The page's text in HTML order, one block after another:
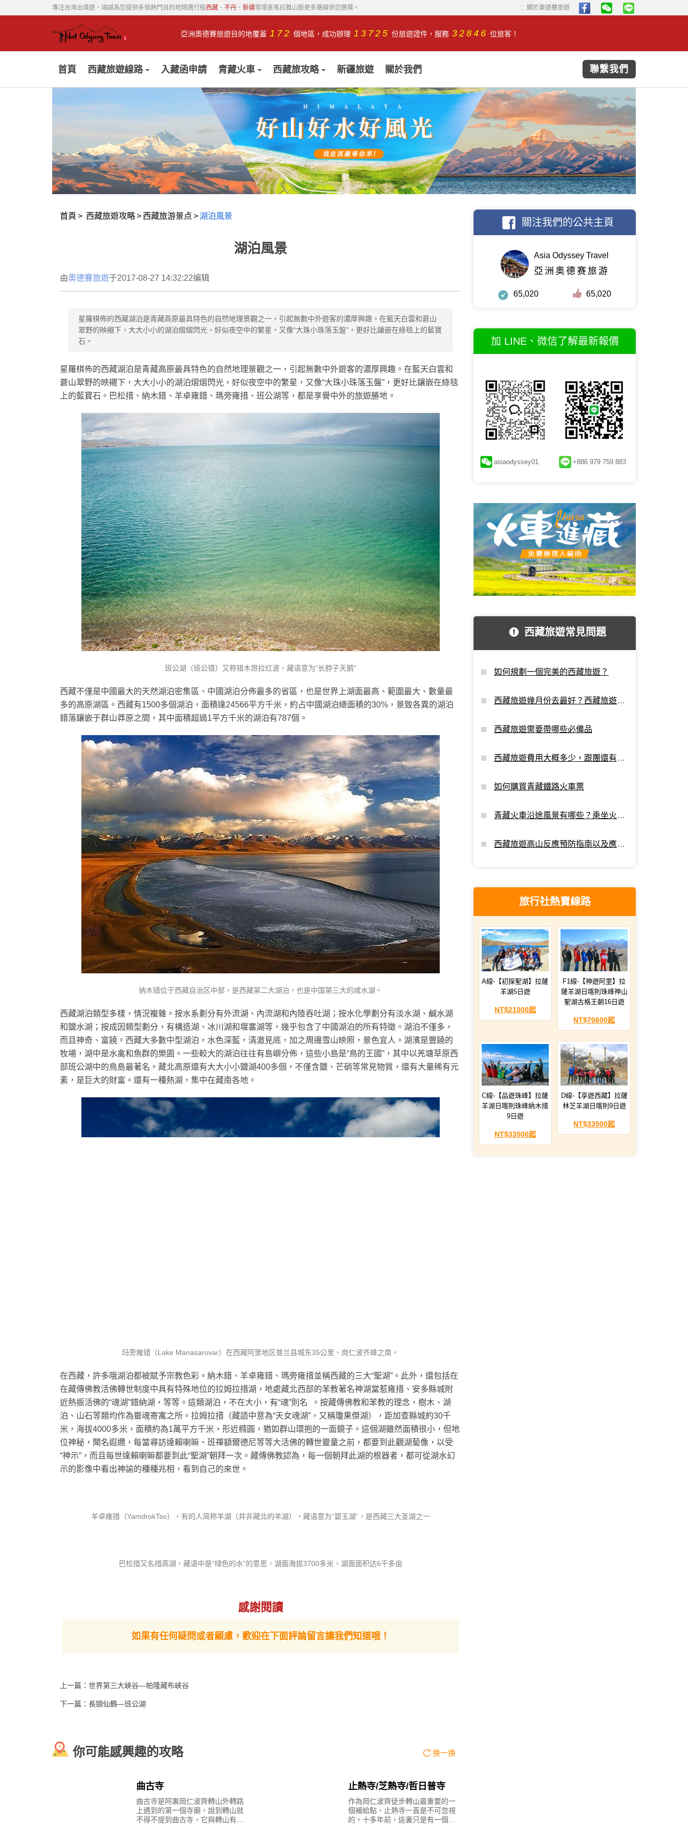
專注台灣出境遊，竭誠為您提供多個熱門目的地精選行程西藏 、 不丹 、 新疆等環喜馬拉雅山脈更多路線供您選擇。 ...
... 關於奧德賽旅遊
亞洲奧德賽旅遊目的地覆蓋 172 個地區，成功辦理 13725 份旅遊證件，服務 32846 位旅客！
首頁 西藏旅遊線路 入藏函申請 青藏火車 西藏旅攻略 新疆旅遊 關於我們 聯繫我們
首頁 > 西藏旅遊攻略> 西藏旅游景点 >湖泊風景
湖泊風景
由奧德賽旅遊于2017-08-27 14:32:22编辑
星羅棋佈的西藏湖泊是青藏高原最具特色的自然地理景觀之一，引起無數中外遊客的濃厚興趣。在藍天白雲和蒼山
翠野的映襯下，大大小小的湖泊熠熠閃光，好似夜空中的繁星，又像“大珠小珠落玉盤”，更好比鑲嵌在綠毯上的藍寶
石。
星羅棋佈的西藏湖泊是青藏高原最具特色的自然地理景觀之一，引起無數中外遊客的濃厚興趣。在藍天白雲和
蒼山翠野的映襯下，大大小小的湖泊熠熠閃光，好似夜空中的繁星，又像“大珠小珠落玉盤”，更好比鑲嵌在綠毯
上的藍寶石。巴松措、納木錯、羊卓雍錯、瑪旁雍措、班公湖等，都是享譽中外的旅遊勝地。
班公湖（班公错）又称错木昂拉红波，藏语意为“长脖子天鹅”
西藏不僅是中國最大的天然湖泊密集區、中國湖泊分佈最多的省區，也是世界上湖面最高、範圍最大、數量最
多的高原湖區。西藏有1500多個湖泊，面積達24566平方千米，約占中國湖泊總面積的30%，景致各異的湖泊
錯落鑲嵌于群山莽原之間，其中面積超過1平方千米的湖泊有787個。
纳木错位于西藏自治区中部，是西藏第二大湖泊，也是中国第三大的咸水湖。
西藏湖泊類型多樣，情況複雜。按水系劃分有外流湖、內流湖和內陸吞吐湖；按水化學劃分有淡水湖、鹹水湖
和鹽水湖；按成因類型劃分，有構造湖、冰川湖和堰塞湖等，幾乎包含了中國湖泊的所有特徵。湖泊不僅多，
而且神奇、富饒。西藏大多數中型湖泊，水色深藍，清澈見底，加之周邊雪山映照，景色宜人。湖濱是豐饒的
牧場，湖中是水禽和魚群的樂園。一些較大的湖泊往往有島嶼分佈，這些小島是“鳥的王國”，其中以羌塘草原西
部班公湖中的鳥島最著名。藏北高原還有大大小小鹽湖400多個，不僅含鹽、芒硝等常見物質，還有大量稀有元
素，是巨大的財富。還有一種熱湖，集中在藏南各地。
玛旁雍错（Lake Manasarovar）在西藏阿里地区普兰县城东35公里、岗仁波齐峰之南。
在西藏，許多哦湖泊都被賦予宗教色彩。納木錯、羊卓雍錯、瑪旁雍措並稱西藏的三大“聖湖”。此外，還包括在
在藏傳佛教活佛轉世制度中具有特殊地位的拉姆拉措湖，地處藏北西部的苯教著名神湖當惹雍措、安多縣城附
近熱振活佛的“魂湖”錯納湖，等等。這類湖泊，不在大小，有“魂”則名 。按藏傳佛教和苯教的理念，樹木、湖
泊、山石等類均作為靈魂寄寓之所。拉姆拉措（藏語中意為“天女魂湖”，又稱瓊果傑湖），距加查縣城約30千
米，海拔4000多米，面積約為1萬平方千米，形近橢圓，猶如群山環抱的一面鏡子。這個湖雖然面積很小，但地
位神秘，聞名遐邇，每當尋訪達賴喇嘛、班禪額爾德尼等等大活佛的轉世靈童之前，都要到此觀湖蔔像，以受
“神示”，而且每世達賴喇嘛都要到此“聖湖”朝拜一次。藏傳佛教認為，每一個朝拜此湖的根器者，都可從湖水幻
示的影像中看出神諭的種種兆相，看到自己的來世。
關注我們的公共主頁
Asia Odyssey Travel
亞洲奥德赛旅游
65,020 65,020
加 LINE、微信了解最新報價
asiaodyssey01 +886 979 759 883
西藏旅遊常見問題
如何規劃一個完美的西藏旅遊？
西藏旅遊幾月份去最好？西藏旅遊最
西藏旅遊需要帶哪些必備品
西藏旅遊費用大概多少，跟團還有額
如何購買青藏鐵路火車票
青藏火車沿途風景有哪些？乘坐火車
西藏旅遊高山反應預防指南以及應對
旅行社熱賣線路
A線-【初探聖湖】拉薩
羊湖5日遊
NT$21000起
F1線-【神遊阿里】拉
薩羊湖日喀則珠峰神山
聖湖古格王朝16日遊
NT$70600起
C線-【品遊珠峰】拉薩
羊湖日喀則珠峰納木措
9日遊
NT$33500起
D線-【享遊西藏】拉薩
林芝羊湖日喀則9日遊
NT$33500起